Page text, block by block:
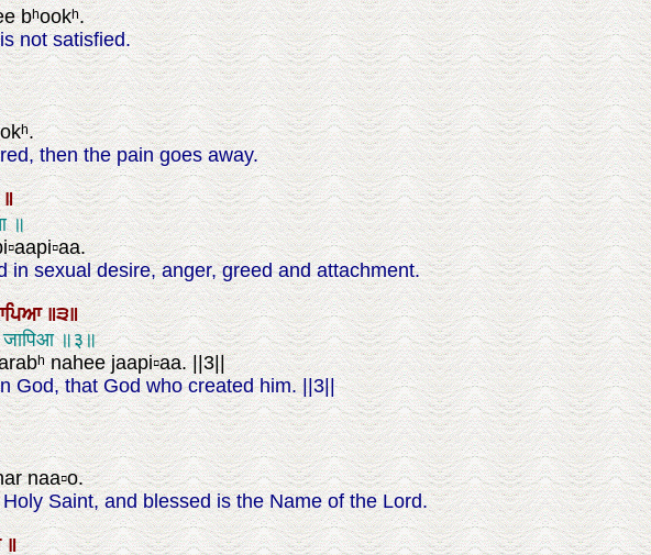
bʰookʰ.
not satisfied.
then the pain goes away.
॥
॥
in sexual desire, anger, greed and attachment.
॥੩॥
जापिआ ॥३॥
nahee jaapi▫aa. ||3||
God, that God who created him. ||3||
naa▫o.
Saint, and blessed is the Name of the Lord.
॥